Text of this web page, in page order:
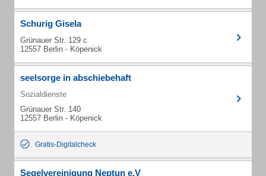
Schurig Gisela
Grünauer Str. 129 c
12557 Berlin - Köpenick
seelsorge in abschiebehaft
Sozialdienste
Grünauer Str. 140
12557 Berlin - Köpenick
Gratis-Digitalcheck
Segelvereinigung Neptun e.V